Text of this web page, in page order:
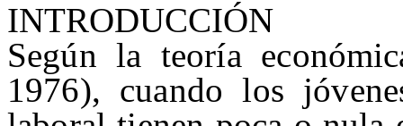
INTRODUCCIÓN
Según la teoría
1976), cuando los